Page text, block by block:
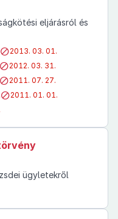
eljárásról és
2013. 03. 01.
2012. 03. 31.
2011. 07. 27.
2011. 01. 01.
ügyletekről